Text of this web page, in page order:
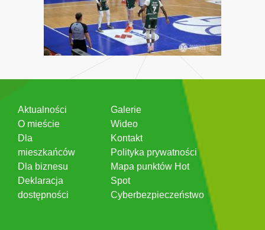
Aktualności
O mieście
Dla
mieszkańców
Dla biznesu
Deklaracja
dostępności
Galerie
Wideo
Kontakt
Polityka prywatności
Mapa punktów Hot
Spot
Cyberbezpieczeństwo